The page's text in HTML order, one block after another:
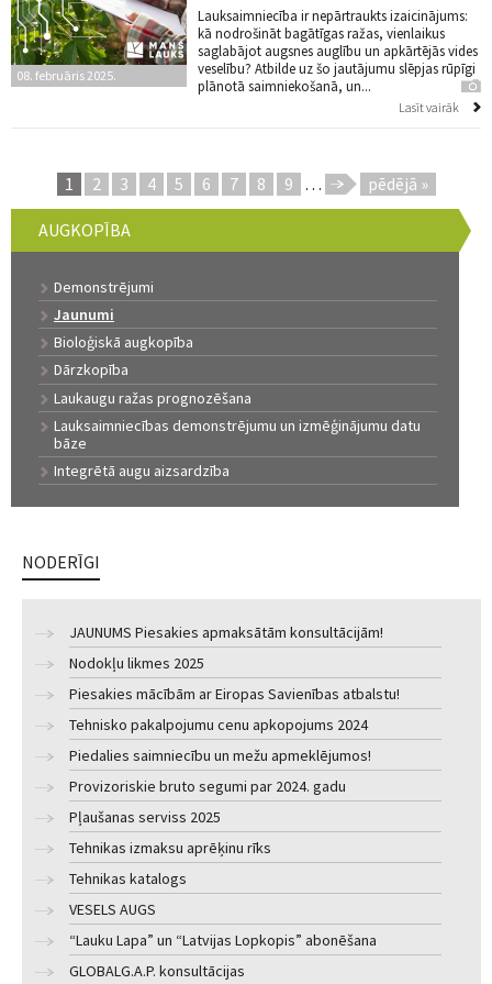
08. februāris 2025.
Lauksaimniecība ir nepārtraukts izaicinājums:
kā nodrošināt bagātīgas ražas, vienlaikus
saglabājot augsnes auglību un apkārtējās vides
veselību? Atbilde uz šo jautājumu slēpjas rūpīgi
plānotā saimniekošanā, un...
Lasīt vairāk
Lapas
1 2 3 4 5 6 7 8 9 … pēdējā »
AUGKOPĪBA
Demonstrējumi
Jaunumi
Bioloģiskā augkopība
Dārzkopība
Laukaugu ražas prognozēšana
Lauksaimniecības demonstrējumu un izmēģinājumu datu
bāze
Integrētā augu aizsardzība
NODERĪGI
JAUNUMS Piesakies apmaksātām konsultācijām!
Nodokļu likmes 2025
Piesakies mācībām ar Eiropas Savienības atbalstu!
Tehnisko pakalpojumu cenu apkopojums 2024
Piedalies saimniecību un mežu apmeklējumos!
Provizoriskie bruto segumi par 2024. gadu
Pļaušanas serviss 2025
Tehnikas izmaksu aprēķinu rīks
Tehnikas katalogs
VESELS AUGS
“Lauku Lapa” un “Latvijas Lopkopis” abonēšana
GLOBALG.A.P. konsultācijas